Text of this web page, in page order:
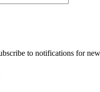
to notifications for